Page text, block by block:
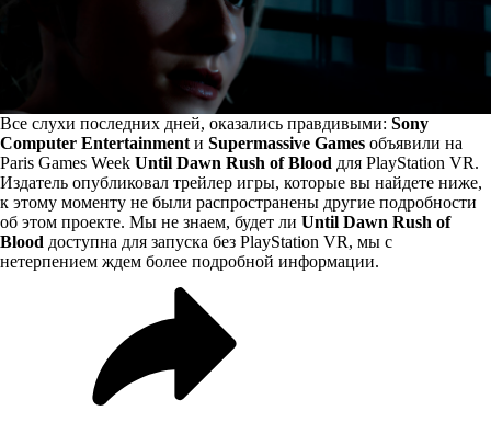
Все слухи последних дней, оказались правдивыми: Sony
Computer Entertainment и Supermassive Games объявили на
Paris Games Week Until Dawn Rush of Blood для PlayStation VR.
Издатель опубликовал трейлер игры, которые вы найдете ниже,
к этому моменту не были распространены другие подробности
об этом проекте. Мы не знаем, будет ли Until Dawn Rush of
Blood доступна для запуска без PlayStation VR, мы с
нетерпением ждем более подробной информации.